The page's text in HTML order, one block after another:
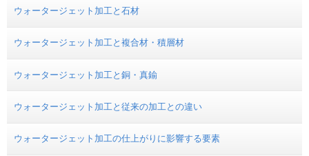
ウォータージェット加工と石材
ウォータージェット加工と複合材・積層材
ウォータージェット加工と銅・真鍮
ウォータージェット加工と従来の加工との違い
ウォータージェット加工の仕上がりに影響する要素